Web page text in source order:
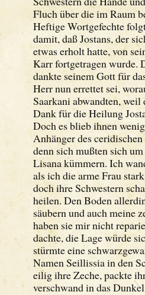
Fluch über die im Raum
Heftige Wortgefechte
damit, daß Jostans, der
etwas erholt hatte, von
Karr fortgetragen wurde.
dankte seinem Gott für
Herr nun errettet sei,
Saarkani abwandten,
Dank für die Heilung
Doch es blieb ihnen
Anhänger des
denn sich mußten sich
Lisana kümmern. Ich
als ich die arme Frau
doch ihre Schwestern
heilen. Den Boden
säubern und auch meine
haben sie mir nicht
dachte, die Lage würde
stürmte eine
Namen Seillissia in den
eilig ihre Zeche, packte
verschwand in das